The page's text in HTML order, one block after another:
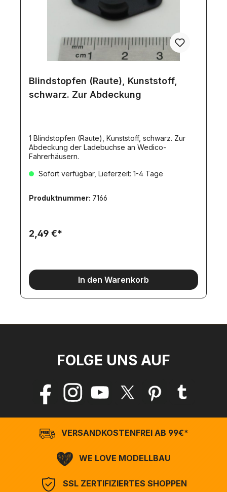
Blindstopfen (Raute), Kunststoff,
schwarz. Zur Abdeckung
1 Blindstopfen (Raute), Kunststoff, schwarz. Zur
Abdeckung der Ladebuchse an Wedico-
Fahrerhäusern.
Sofort verfügbar, Lieferzeit: 1-4 Tage
Produktnummer: 7166
2,49 €*
In den Warenkorb
FOLGE UNS AUF
VERSANDKOSTENFREI AB 99€*
WE LOVE MODELLBAU
SSL ZERTIFIZIERTES SHOPPEN